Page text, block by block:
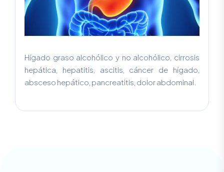
Hígado graso alcohólico y no alcohólico, cirrosis
hepática, hepatitis, ascitis, cáncer de hígado,
absceso hepático, pancreatitis, dolor abdominal.